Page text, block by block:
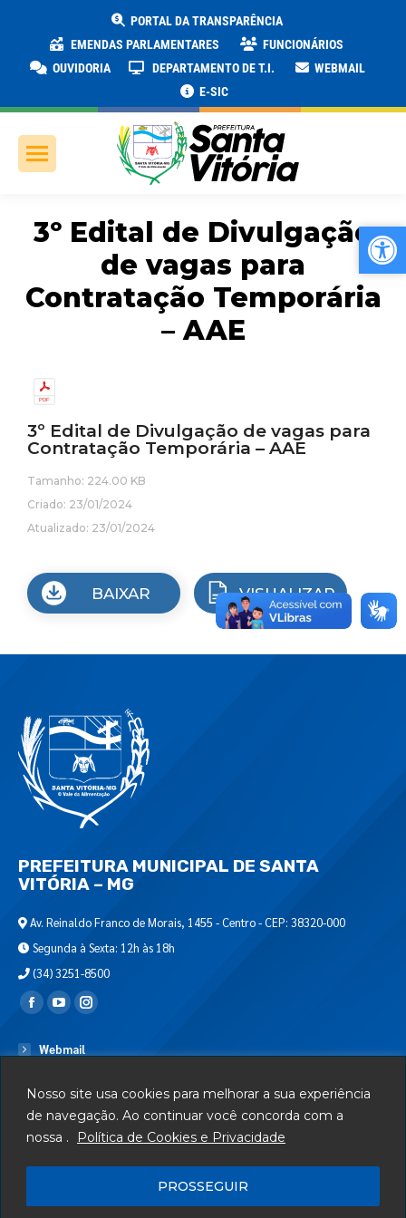
Nosso site usa cookies para melhorar a sua experiência
de navegação. Ao continuar você concorda com a
nossa .
Política de Cookies e Privacidade
PROSSEGUIR
PORTAL DA TRANSPARÊNCIA
EMENDAS PARLAMENTARES
FUNCIONÁRIOS
OUVIDORIA
DEPARTAMENTO DE T.I.
WEBMAIL
E-SIC
3º Edital de Divulgação
de vagas para
Contratação Temporária
– AAE
3º Edital de Divulgação de vagas para
Contratação Temporária – AAE
Tamanho: 224.00 KB
Criado: 23/01/2024
Atualizado: 23/01/2024
BAIXAR VISUALIZAR
PREFEITURA MUNICIPAL DE SANTA
VITÓRIA – MG
Av. Reinaldo Franco de Morais, 1455 - Centro - CEP: 38320-000
Segunda à Sexta: 12h às 18h
(34) 3251-8500
Encontre-nos em:
Webmail
Serviços
Telefones Úteis